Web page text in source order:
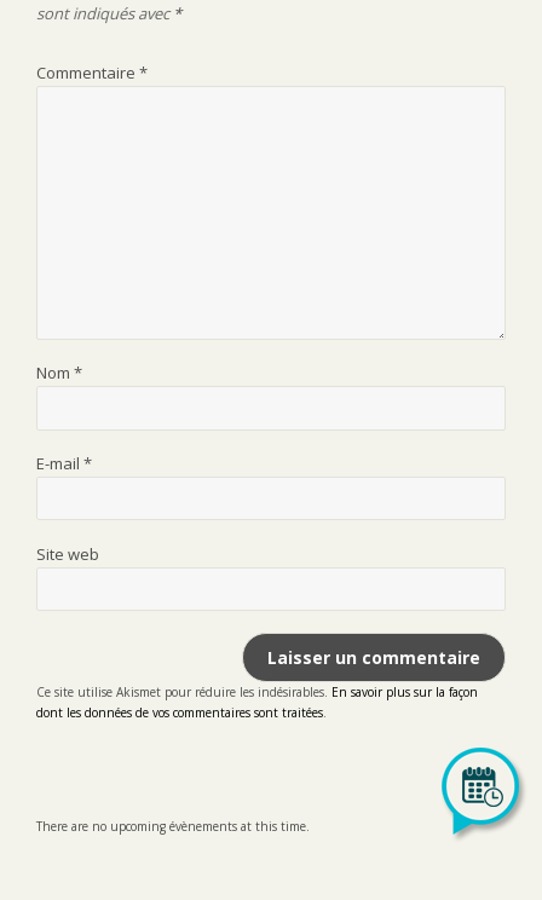
sont indiqués avec*
Commentaire *
Nom *
E-mail *
Site web
Ce site utilise Akismet pour réduire les indésirables. En savoir plus sur la façon
dont les données de vos commentaires sont traitées
There are no upcoming évènements at this time.